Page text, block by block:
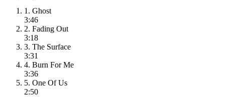
1. Ghost
3:46
2. Fading Out
3:18
3. The Surface
3:31
4. Burn For Me
3:36
5. One Of Us
2:50